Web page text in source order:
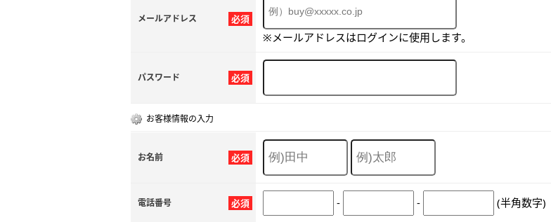
必須
メールアドレス
※メールアドレスはログインに使用します。
必須
パスワード
お客様情報の入力
必須
お名前
必須
電話番号 - - (半角数字)